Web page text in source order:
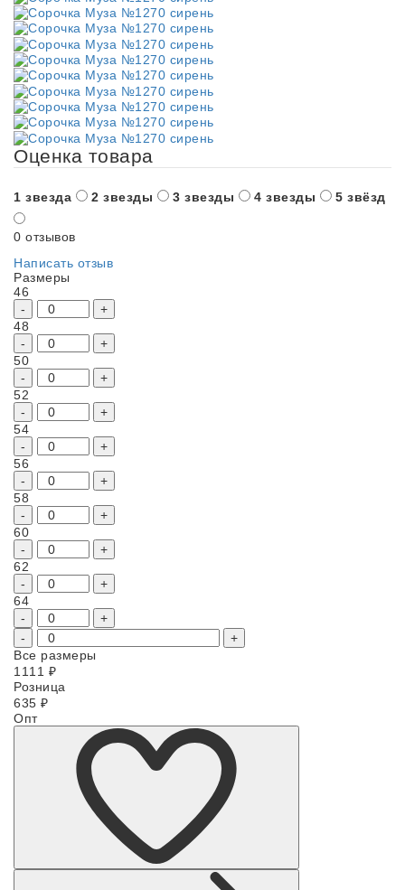
Оценка товара
1 звезда 2 звезды 3 звезды 4 звезды 5 звёзд
0 отзывов
Написать отзыв
Размеры
46
-
+
48
-
+
50
-
+
52
-
+
54
-
+
56
-
+
58
-
+
60
-
+
62
-
+
64
-
+
-
+
Все размеры
1111 ₽
Розница
635 ₽
Опт